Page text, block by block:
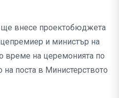
внесе проектобюджета
и министър на
време на церемонията по
поста в Министерството